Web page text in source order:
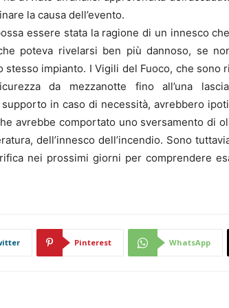
la causa dell’evento.
essere stata la ragione di un innesco
poteva rivelarsi ben più dannoso, se
stesso impianto. I Vigili del Fuoco, che sono
da mezzanotte fino all’una
in caso di necessità, avrebbero
avrebbe comportato uno sversamento di
dell’innesco dell’incendio. Sono
nei prossimi giorni per comprendere
Pinterest WhatsApp